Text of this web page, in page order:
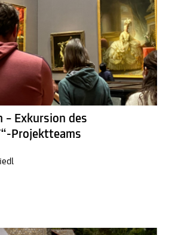
– Exkursion des
Projektteams